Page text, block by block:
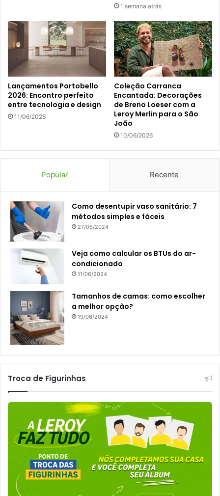
1 semana atrás
Lançamentos Portobello
2026: Encontro perfeito
entre tecnologia e design
11/06/2026
Coleção Carranca
Encantada: Decorações
de Breno Loeser com a
Leroy Merlin para o São
João
10/06/2026
Popular Recente
Como desentupir vaso sanitário: 7
métodos simples e fáceis
27/06/2024
Veja como calcular os BTUs do ar-
condicionado
11/06/2024
Tamanhos de camas: como escolher
a melhor opção?
19/06/2024
Troca de Figurinhas